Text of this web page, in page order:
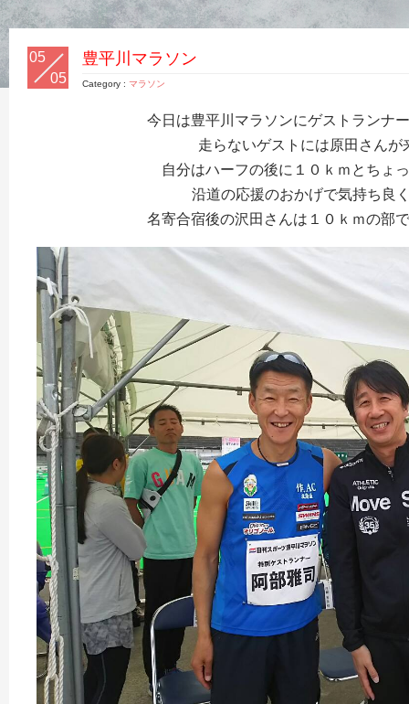
05
05
豊平川マラソン
Category : マラソン
今日は豊平川マラソンにゲストランナ
走らないゲストには原田さんが
自分はハーフの後に１０ｋｍとちょ
沿道の応援のおかげで気持ち良
名寄合宿後の沢田さんは１０ｋｍの部